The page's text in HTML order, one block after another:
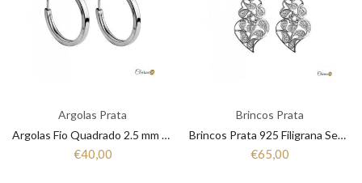
Argolas Prata
Argolas Fio Quadrado 2.5 mm Esp em Prata 925 1B8-FLCQ25D40R
€40,00
Brincos Prata
Brincos Prata 925 Filigrana Segredo do Mondego 1B7-111007.P
€65,00